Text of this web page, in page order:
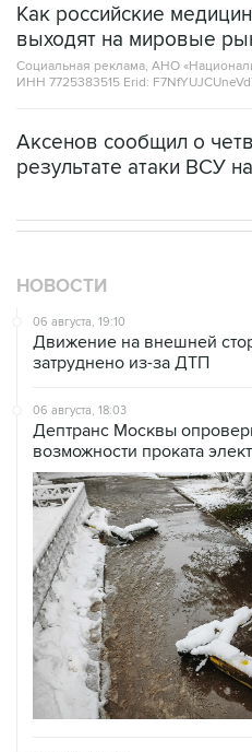
Как российские
выходят на мировые
Социальная реклама, АНО
ИНН 7725383515 Erid:
Аксенов сообщил о
результате атаки ВСУ
НОВОСТИ
06 августа, 19:10
Движение на внешней
затруднено из-за ДТП
06 августа, 18:03
Дептранс Москвы
возможности проката